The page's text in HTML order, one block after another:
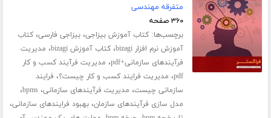
متفرقه مهندسی
۳۶۰ صفحه
برچسب‌ها:کتاب آموزش بیزاجی،بیزاجی فارسی،کتاب
آموزش نرم افزار bizagi
،کتاب آموزش bizagi ، مدیریت
فرآیندهای سازمانی+pdf
، مدیریت فرآیند کسب و کار
pdf، مدیریت فرایند کسب و کار چیست؟، فرایند
سازمانی چیست، مدیریت فرآیندهای سازمانی،bpms،
مدل سازی فرآیندهای سازمان،بهبود فرایندهای سازمانی،